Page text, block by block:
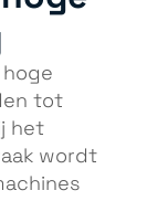
hoge
tot
het
wordt